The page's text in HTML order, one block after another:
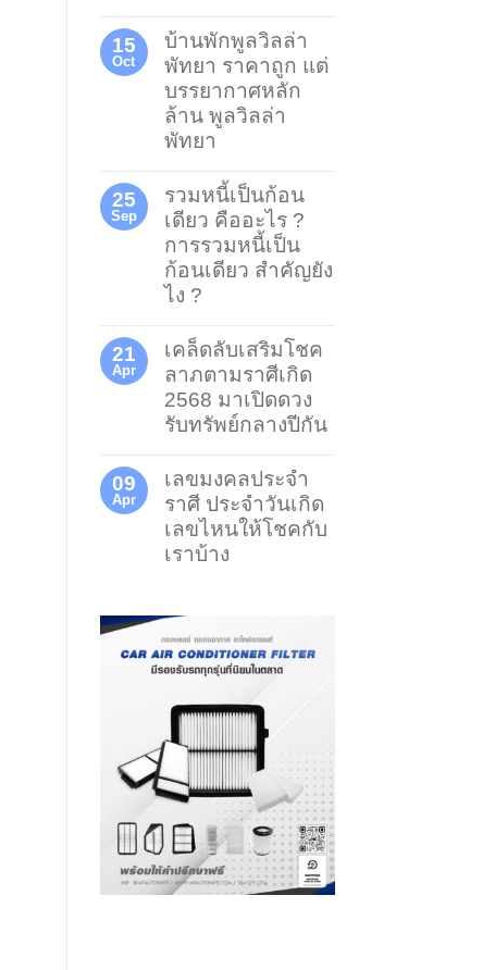
15
Oct
บ้านพักพูลวิลล่า
พัทยา ราคาถูก แต่
บรรยากาศหลัก
ล้าน พูลวิลล่า
พัทยา
25
Sep
รวมหนี้เป็นก้อน
เดียว คืออะไร ?
การรวมหนี้เป็น
ก้อนเดียว สำคัญยัง
ไง ?
21
Apr
เคล็ดลับเสริมโชค
ลาภตามราศีเกิด
2568 มาเปิดดวง
รับทรัพย์กลางปีกัน
09
Apr
เลขมงคลประจำ
ราศี ประจำวันเกิด
เลขไหนให้โชคกับ
เราบ้าง